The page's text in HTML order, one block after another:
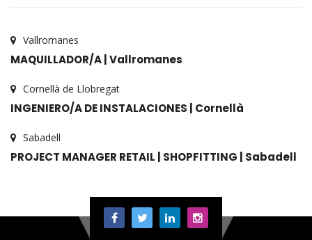
Vallromanes
MAQUILLADOR/A | Vallromanes
Cornellà de Llobregat
INGENIERO/A DE INSTALACIONES | Cornellà
Sabadell
PROJECT MANAGER RETAIL | SHOPFITTING | Sabadell